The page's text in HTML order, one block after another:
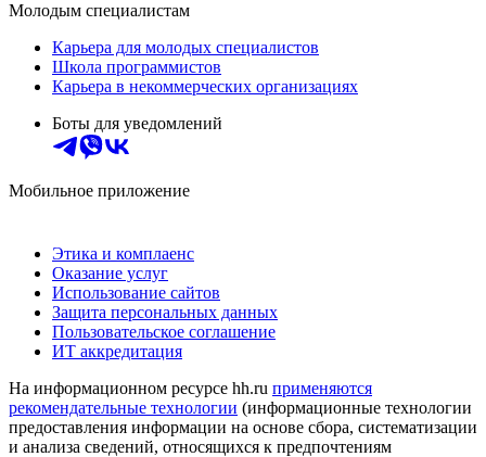
Молодым специалистам
Карьера для молодых специалистов
Школа программистов
Карьера в некоммерческих организациях
Боты для уведомлений
Мобильное приложение
Этика и комплаенс
Оказание услуг
Использование сайтов
Защита персональных данных
Пользовательское соглашение
ИТ аккредитация
На информационном ресурсе hh.ru применяются
рекомендательные технологии (информационные технологии
предоставления информации на основе сбора, систематизации
и анализа сведений, относящихся к предпочтениям